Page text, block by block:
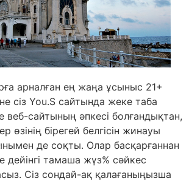
арналған ең жаңа ұсыныс 21+
сіз You.S сайтында жеке таба
веб-сайтының әпкесі болғандықтан,
өзінің бірегей белгісін жинауы
де соқты. Олар басқарғаннан
дейінгі тамаша жүз% сәйкес
Сіз сондай-ақ қалағаныңызша